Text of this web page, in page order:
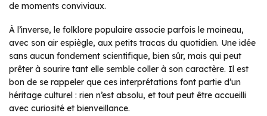
de moments conviviaux.
À l’inverse, le folklore populaire associe parfois le moineau,
avec son air espiègle, aux petits tracas du quotidien. Une idée
sans aucun fondement scientifique, bien sûr, mais qui peut
prêter à sourire tant elle semble coller à son caractère. Il est
bon de se rappeler que ces interprétations font partie d’un
héritage culturel : rien n’est absolu, et tout peut être accueilli
avec curiosité et bienveillance.